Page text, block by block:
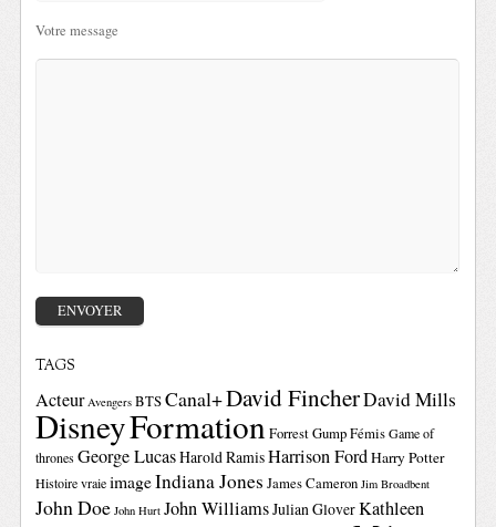
Votre message
TAGS
Acteur Avengers BTSCanal+David FincherDavid Mills
DisneyFormationForrest GumpFémis Game of
thrones George LucasHarold RamisHarrison FordHarry Potter
Histoire vraie imageIndiana Jones James Cameron Jim Broadbent
John Doe John Hurt John WilliamsJulian GloverKathleen